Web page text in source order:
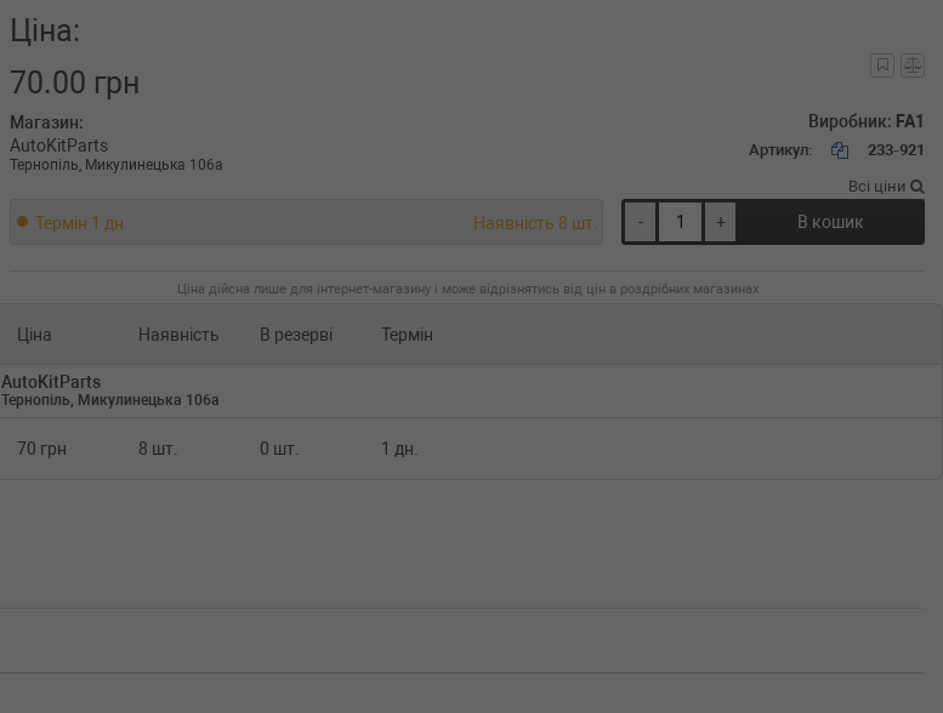
Ціна:
70.00 грн
Магазин:
AutoKitParts
Тернопіль, Микулинецька 106а
Виробник: FA1
Артикул: 233-921
Всі ціни
Термін 1 дн. Наявність 8 шт. - + В кошик
Ціна дійсна лише для інтернет-магазину і може відрізнятись від цін в роздрібних магазинах
Ціна Наявність В резерві Термін
AutoKitParts
Тернопіль, Микулинецька 106а
70 грн 8 шт. 0 шт. 1 дн.